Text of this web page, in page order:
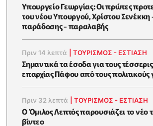
Υπουργείο Γεωργίας: Οι πρώτες
του νέου Υπουργού, Χρίστου Σενέκκη
παράδοσης - παραλαβής
Πριν 14 λεπτά |ΤΟΥΡΙΣΜΟΣ - ΕΣΤΙΑΣΗ
Σημαντικά τα έσοδα για τους
επαρχίας Πάφου από τους πολιτικούς
Πριν 32 λεπτά |ΤΟΥΡΙΣΜΟΣ - ΕΣΤΙΑΣΗ
Ο Όμιλος Λεπτός παρουσιάζει το νέο
βίντεο